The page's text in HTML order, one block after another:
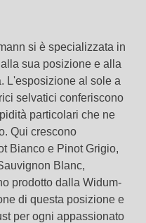
si è specializzata in
sua posizione e alla
L'esposizione al sole a
selvatici conferiscono
particolari che ne
Qui crescono
Bianco e Pinot Grigio,
Blanc,
prodotto dalla Widum-
di questa posizione e
per ogni appassionato